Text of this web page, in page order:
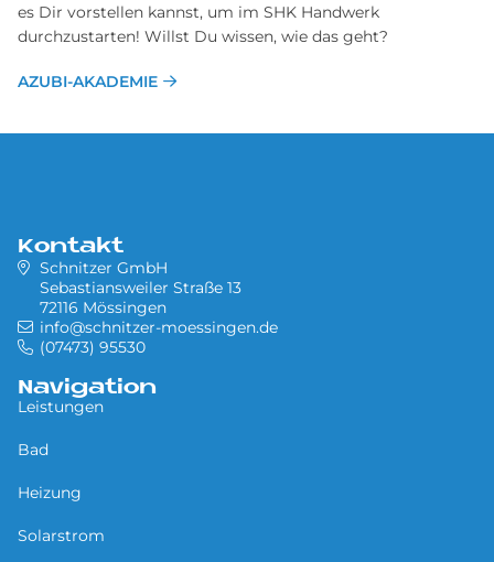
es Dir vorstellen kannst, um im SHK Handwerk
durchzustarten! Willst Du wissen, wie das geht?
AZUBI-AKADEMIE
Kontakt
Schnitzer GmbH
Sebastiansweiler Straße 13
72116 Mössingen
info@schnitzer-moessingen.de
(07473) 95530
Navigation
Leistungen
Bad
Heizung
Solarstrom